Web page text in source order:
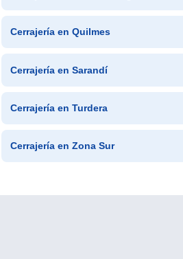
Cerrajería en Quilmes
Cerrajería en Sarandí
Cerrajería en Turdera
Cerrajería en Zona Sur